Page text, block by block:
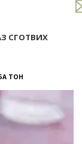
СГОТВИХ
ТОН